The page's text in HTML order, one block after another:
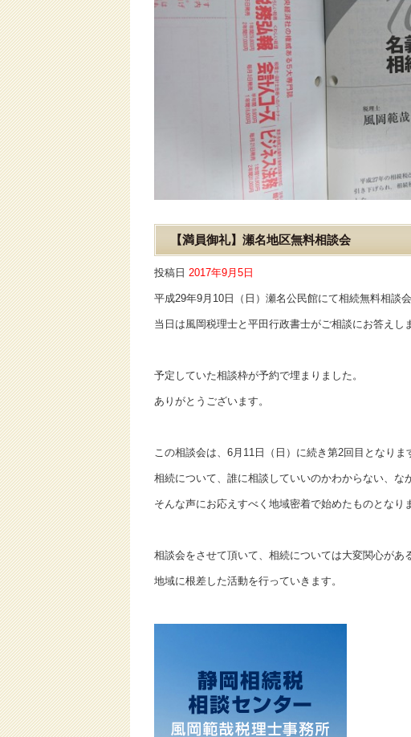
【満員御礼】瀬名地区無料相談会
投稿日 2017年9月5日
平成29年9月10日（日）瀬名公民館にて相続無料相談会
当日は風岡税理士と平田行政書士がご相談にお答えし
予定していた相談枠が予約で埋まりました。
ありがとうございます。
この相談会は、6月11日（日）に続き第2回目となりま
相続について、誰に相談していいのかわからない、な
そんな声にお応えすべく地域密着で始めたものとなり
相談会をさせて頂いて、相続については大変関心があ
地域に根差した活動を行っていきます。